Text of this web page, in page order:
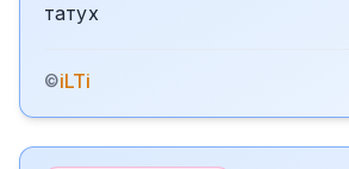
татух
©iLTi